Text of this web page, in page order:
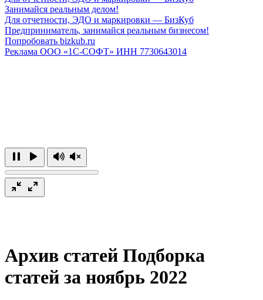
Занимайся реальным делом!
Для отчетности, ЭДО и маркировки — БизКуб
Предприниматель, занимайся реальным бизнесом!
Попробовать bizkub.ru
Реклама ООО «1С-СОФТ» ИНН 7730643014
Архив статей Подборка
статей за ноябрь 2022